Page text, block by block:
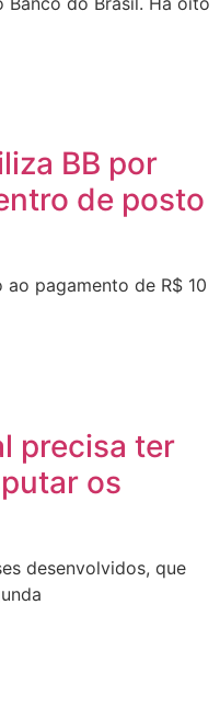
BB por
de posto
pagamento de R$ 10
precisa ter
os
desenvolvidos, que